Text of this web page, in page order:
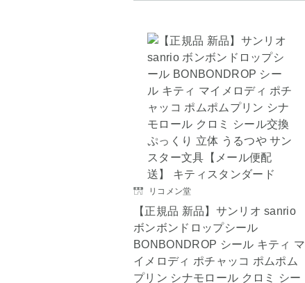
リコメン堂
【正規品 新品】サンリオ sanrio
ボンボンドロップシール
BONBONDROP シール キティ マ
イメロディ ポチャッコ ポムポム
プリン シナモロール クロミ シー